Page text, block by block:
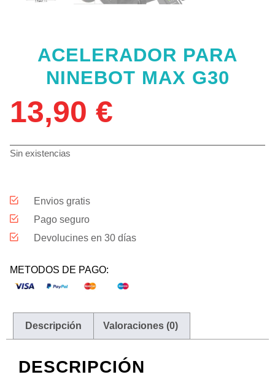
ACELERADOR PARA
NINEBOT MAX G30
13,90 €
Sin existencias
Envios gratis
Pago seguro
Devolucines en 30 días
METODOS DE PAGO:
Descripción Valoraciones (0)
DESCRIPCIÓN